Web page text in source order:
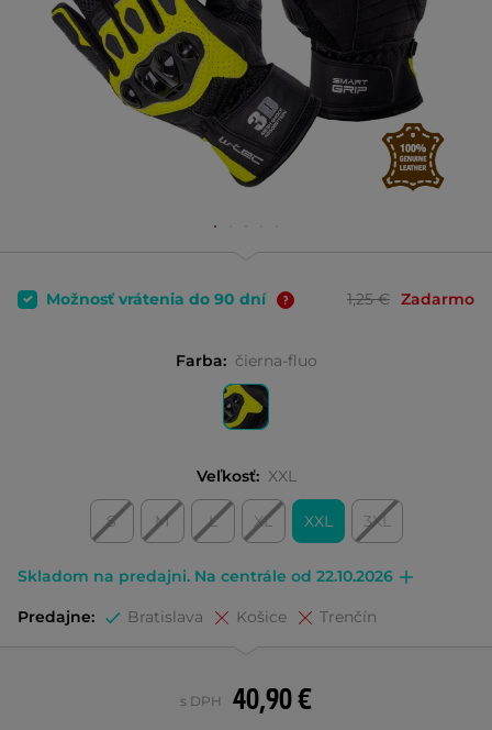
Možnosť vrátenia do 90 dní 1,25 € Zadarmo
Farba: čierna-fluo
Veľkosť: XXL
S M L XL XXL 3XL
Skladom na predajni. Na centrále od 22.10.2026
Predajne: Bratislava Košice Trenčín
40,90 €
s DPH